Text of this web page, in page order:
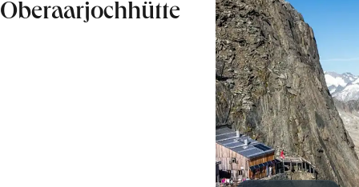
Oberaarjochhütte